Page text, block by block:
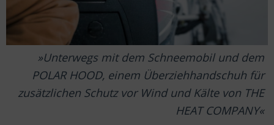
Unterwegs mit dem Schneemobil und dem
POLAR HOOD, einem Überziehhandschuh für
zusätzlichen Schutz vor Wind und Kälte von THE
HEAT COMPANY